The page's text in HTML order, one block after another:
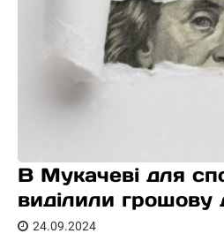
В Мукачеві для
виділили грошову
24.09.2024